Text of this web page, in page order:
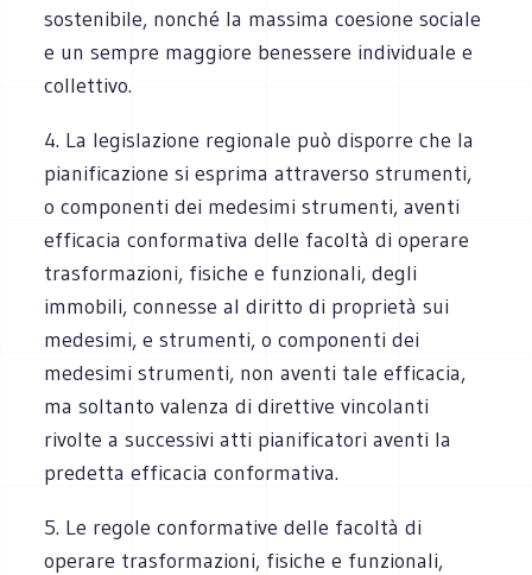
sostenibile, nonché la massima coesione sociale
e un sempre maggiore benessere individuale e
collettivo.
4. La legislazione regionale può disporre che la
pianificazione si esprima attraverso strumenti,
o componenti dei medesimi strumenti, aventi
efficacia conformativa delle facoltà di operare
trasformazioni, fisiche e funzionali, degli
immobili, connesse al diritto di proprietà sui
medesimi, e strumenti, o componenti dei
medesimi strumenti, non aventi tale efficacia,
ma soltanto valenza di direttive vincolanti
rivolte a successivi atti pianificatori aventi la
predetta efficacia conformativa.
5. Le regole conformative delle facoltà di
operare trasformazioni, fisiche e funzionali,